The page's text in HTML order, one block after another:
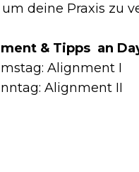
deine Praxis zu
& Tipps an
Alignment I
Alignment II